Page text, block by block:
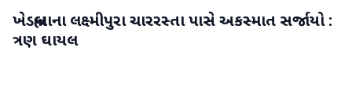
ખેડબ્રહ્માના લક્ષ્મીપુરા ચારરસ્તા પાસે અકસ્માત સર્જાયો :
ત્રણ ઘાયલ